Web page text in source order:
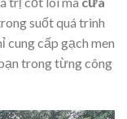
suốt quá trình
cung cấp gạch men
trong từng công